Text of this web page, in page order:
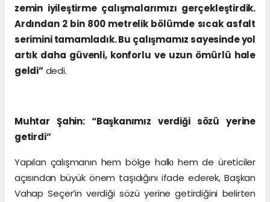
zemin iyileştirme çalışmalarımızı gerçekleştirdik.
Ardından 2 bin 800 metrelik bölümde sıcak asfalt
serimini tamamladık. Bu çalışmamız sayesinde yol
artık daha güvenli, konforlu ve uzun ömürlü hale
geldi”dedi.
Muhtar Şahin: “Başkanımız verdiği sözü yerine
getirdi”
Yapılan çalışmanın hem bölge halkı hem de üreticiler
açısından büyük önem taşıdığını ifade ederek, Başkan
Vahap Seçer’in verdiği sözü yerine getirdiğini belirten